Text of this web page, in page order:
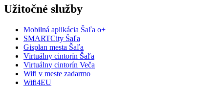
Užitočné služby
Mobilná aplikácia Šaľa o+
SMARTCity Šaľa
Gisplan mesta Šaľa
Virtuálny cintorín Šaľa
Virtuálny cintorín Veča
Wifi v meste zadarmo
Wifi4EU